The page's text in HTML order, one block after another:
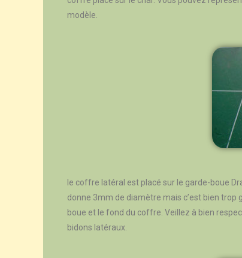
modèle.
le coffre latéral est placé sur le garde-boue
donne 3mm de diamètre mais c’est bien trop
boue et le fond du coffre. Veillez à bien
bidons latéraux.